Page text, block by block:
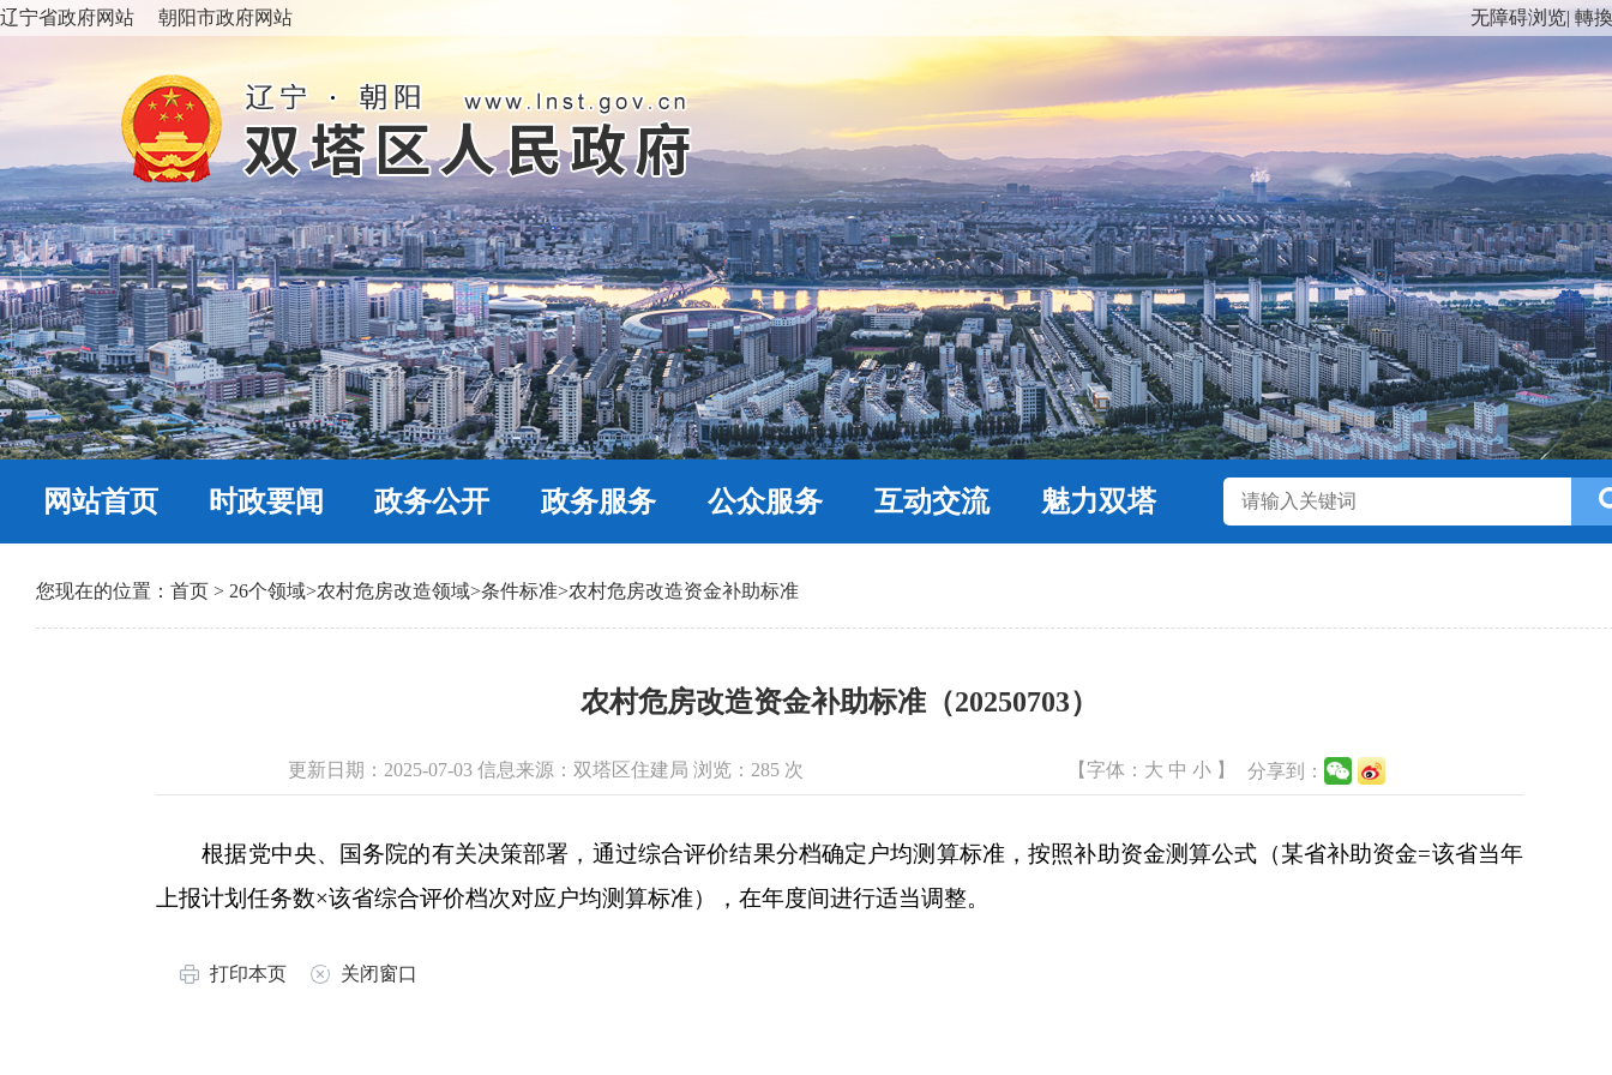
辽宁省政府网站 朝阳市政府网站 无障碍浏览| 轉
网站首页 时政要闻 政务公开 政务服务 公众服务 互动交流 魅力双塔
您现在的位置： 首页 > 26个领域>农村危房改造领域>条件标准>农村危房改造资金补助标准
农村危房改造资金补助标准（20250703）
更新日期：2025-07-03 信息来源：双塔区住建局 浏览： 285 次 【字体： 大 中 小 】 分享到：
根据党中央、国务院的有关决策部署，通过综合评价结果分档确定户均测算标准，按照补助资金测算公式（某省补助资金=该省当年
上报计划任务数×该省综合评价档次对应户均测算标准），在年度间进行适当调整。
打印本页 关闭窗口